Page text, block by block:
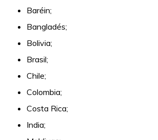
Baréin;
Bangladés;
Bolivia;
Brasil;
Chile;
Colombia;
Costa Rica;
India;